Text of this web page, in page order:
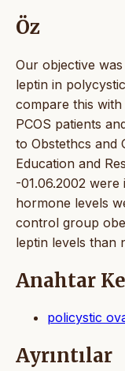
Öz
Our objective
leptin in
compare this
PCOS patients
to Obstethcs and
Education and
-01.06.2002 were
hormone levels
control group
leptin levels than
Anahtar
policystic
Ayrıntılar